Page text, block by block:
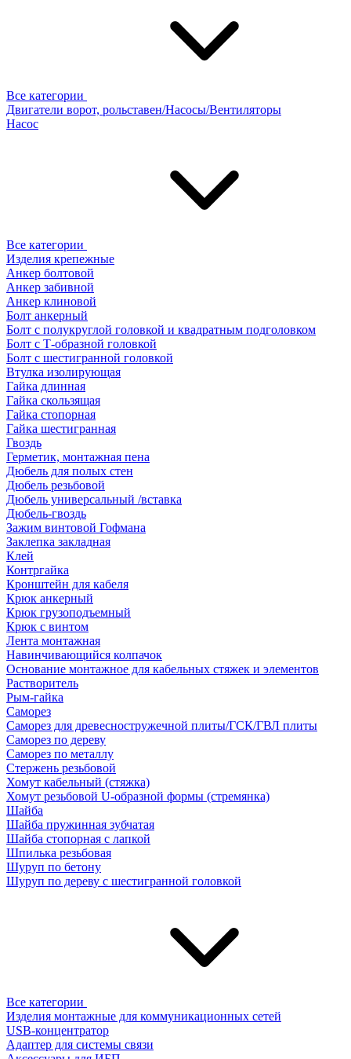
Все категории
Двигатели ворот, рольставен/Насосы/Вентиляторы
Насос
Все категории
Изделия крепежные
Анкер болтовой
Анкер забивной
Анкер клиновой
Болт анкерный
Болт с полукруглой головкой и квадратным подголовком
Болт с Т-образной головкой
Болт с шестигранной головкой
Втулка изолирующая
Гайка длинная
Гайка скользящая
Гайка стопорная
Гайка шестигранная
Гвоздь
Герметик, монтажная пена
Дюбель для полых стен
Дюбель резьбовой
Дюбель универсальный /вставка
Дюбель-гвоздь
Зажим винтовой Гофмана
Заклепка закладная
Клей
Контргайка
Кронштейн для кабеля
Крюк анкерный
Крюк грузоподъемный
Крюк с винтом
Лента монтажная
Навинчивающийся колпачок
Основание монтажное для кабельных стяжек и элементов
Растворитель
Рым-гайка
Саморез
Саморез для древесностружечной плиты/ГСК/ГВЛ плиты
Саморез по дереву
Саморез по металлу
Стержень резьбовой
Хомут кабельный (стяжка)
Хомут резьбовой U-образной формы (стремянка)
Шайба
Шайба пружинная зубчатая
Шайба стопорная с лапкой
Шпилька резьбовая
Шуруп по бетону
Шуруп по дереву с шестигранной головкой
Все категории
Изделия монтажные для коммуникационных сетей
USB-концентратор
Адаптер для системы связи